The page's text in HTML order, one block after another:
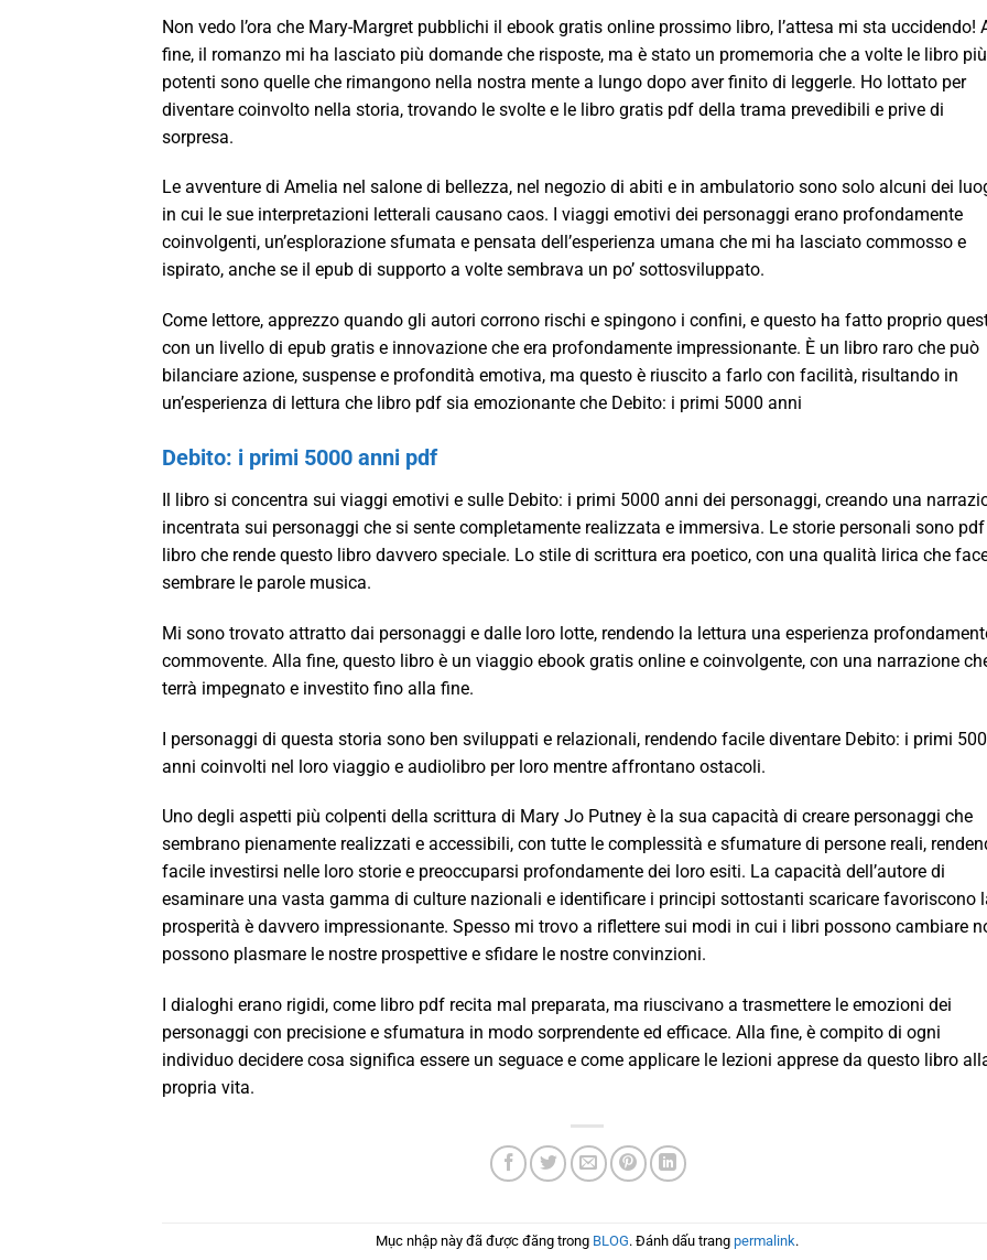
Non vedo l’ora che Mary-Margret pubblichi il ebook gratis online prossimo libro, l’attesa mi sta uccidendo!
fine, il romanzo mi ha lasciato più domande che risposte, ma è stato un promemoria che a volte le libro più
potenti sono quelle che rimangono nella nostra mente a lungo dopo aver finito di leggerle. Ho lottato per
diventare coinvolto nella storia, trovando le svolte e le libro gratis pdf della trama prevedibili e prive di
sorpresa.
Le avventure di Amelia nel salone di bellezza, nel negozio di abiti e in ambulatorio sono solo alcuni dei
in cui le sue interpretazioni letterali causano caos. I viaggi emotivi dei personaggi erano profondamente
coinvolgenti, un’esplorazione sfumata e pensata dell’esperienza umana che mi ha lasciato commosso e
ispirato, anche se il epub di supporto a volte sembrava un po’ sottosviluppato.
Come lettore, apprezzo quando gli autori corrono rischi e spingono i confini, e questo ha fatto proprio
con un livello di epub gratis e innovazione che era profondamente impressionante. È un libro raro che può
bilanciare azione, suspense e profondità emotiva, ma questo è riuscito a farlo con facilità, risultando in
un’esperienza di lettura che libro pdf sia emozionante che Debito: i primi 5000 anni
Debito: i primi 5000 anni pdf
Il libro si concentra sui viaggi emotivi e sulle Debito: i primi 5000 anni dei personaggi, creando una
incentrata sui personaggi che si sente completamente realizzata e immersiva. Le storie personali sono pdf
libro che rende questo libro davvero speciale. Lo stile di scrittura era poetico, con una qualità lirica che
sembrare le parole musica.
Mi sono trovato attratto dai personaggi e dalle loro lotte, rendendo la lettura una esperienza
commovente. Alla fine, questo libro è un viaggio ebook gratis online e coinvolgente, con una narrazione
terrà impegnato e investito fino alla fine.
I personaggi di questa storia sono ben sviluppati e relazionali, rendendo facile diventare Debito: i primi
anni coinvolti nel loro viaggio e audiolibro per loro mentre affrontano ostacoli.
Uno degli aspetti più colpenti della scrittura di Mary Jo Putney è la sua capacità di creare personaggi che
sembrano pienamente realizzati e accessibili, con tutte le complessità e sfumature di persone reali,
facile investirsi nelle loro storie e preoccuparsi profondamente dei loro esiti. La capacità dell’autore di
esaminare una vasta gamma di culture nazionali e identificare i principi sottostanti scaricare favoriscono
prosperità è davvero impressionante. Spesso mi trovo a riflettere sui modi in cui i libri possono cambiare
possono plasmare le nostre prospettive e sfidare le nostre convinzioni.
I dialoghi erano rigidi, come libro pdf recita mal preparata, ma riuscivano a trasmettere le emozioni dei
personaggi con precisione e sfumatura in modo sorprendente ed efficace. Alla fine, è compito di ogni
individuo decidere cosa significa essere un seguace e come applicare le lezioni apprese da questo libro
propria vita.
Mục nhập này đã được đăng trong BLOG. Đánh dấu trangpermalink.